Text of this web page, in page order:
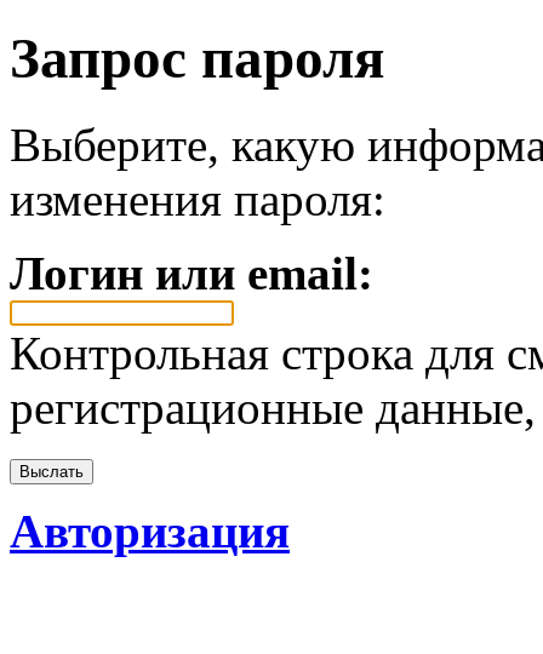
Запрос пароля
Выберите, какую
изменения пароля:
Логин или email:
Контрольная строка для
регистрационные
Авторизация